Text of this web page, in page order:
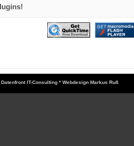
Datenfront IT-Consulting * Webdesign Markus Ruß